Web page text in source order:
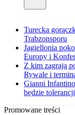
Turecka
Trabzonsporu
Jagiellonia
Europy i
Z kim zagrają
Rywale i
Gianni Infantino
będzie
Promowane treści